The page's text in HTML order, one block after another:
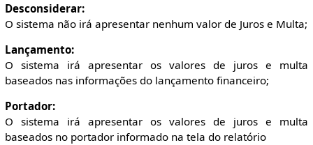
Desconsiderar:
O sistema não irá apresentar nenhum valor de Juros e Multa;
Lançamento:
O sistema irá apresentar os valores de juros e multa
baseados nas informações do lançamento financeiro;
Portador:
O sistema irá apresentar os valores de juros e multa
baseados no portador informado na tela do relatório